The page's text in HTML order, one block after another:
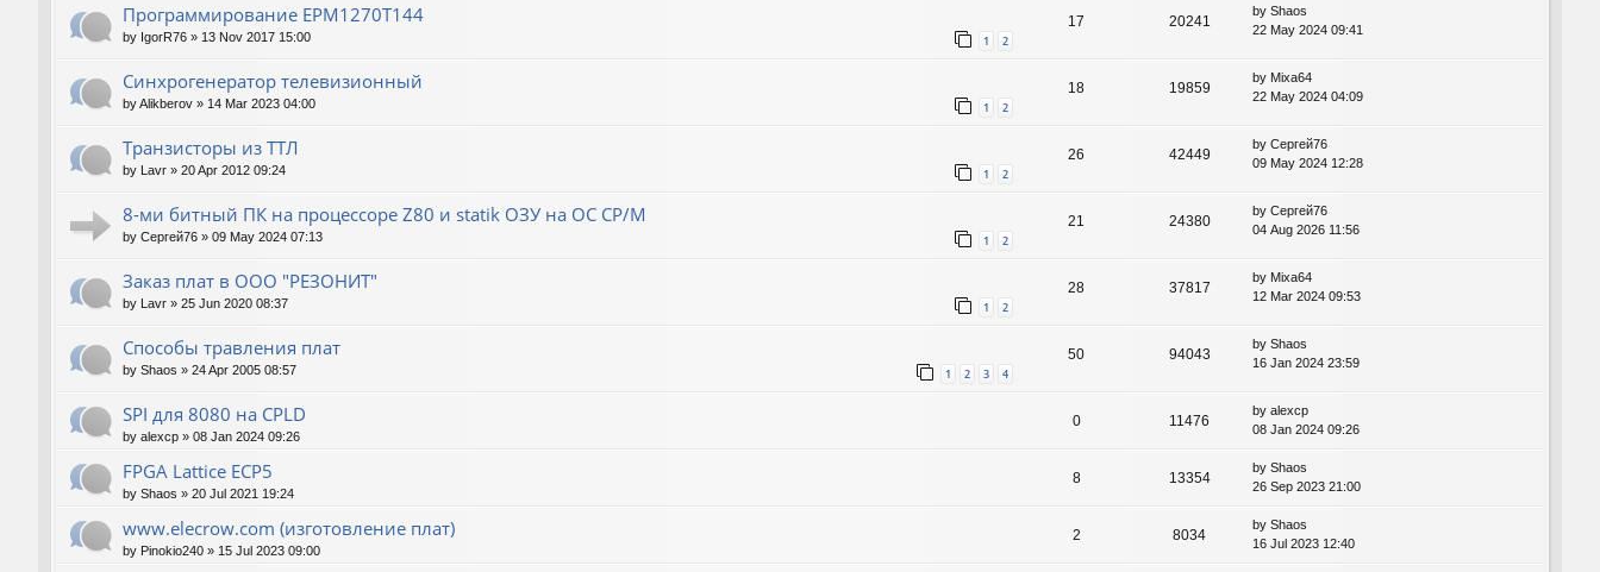
Программирование EPM1270T144
by IgorR76 » 13 Nov 2017 15:00 1 2
17 20241
by Shaos
22 May 2024 09:41
Синхрогенератор телевизионный
byAlikberov » 14 Mar 2023 04:00 1 2
18 19859
by Mixa64
22 May 2024 04:09
Транзисторы из ТТЛ
by Lavr » 20 Apr 2012 09:24 1 2
26 42449
by Сергей76
09 May 2024 12:28
8-ми битный ПК на процессоре Z80 и statik ОЗУ на ОС СР/М
by Сергей76 » 09 May 2024 07:13 1 2
21 24380
by Сергей76
04 Aug 2026 11:56
Заказ плат в ООО "РЕЗОНИТ"
by Lavr » 25 Jun 2020 08:37 1 2
28 37817
by Mixa64
12 Mar 2024 09:53
Способы травления плат
by Shaos » 24 Apr 2005 08:57 1 2 3 4
50 94043
by Shaos
16 Jan 2024 23:59
SPI для 8080 на CPLD
by alexcp » 08 Jan 2024 09:26
0 11476
by alexcp
08 Jan 2024 09:26
FPGA Lattice ECP5
by Shaos » 20 Jul 2021 19:24
8 13354
by Shaos
26 Sep 2023 21:00
www.elecrow.com (изготовление плат)
by Pinokio240 » 15 Jul 2023 09:00
2 8034
by Shaos
16 Jul 2023 12:40